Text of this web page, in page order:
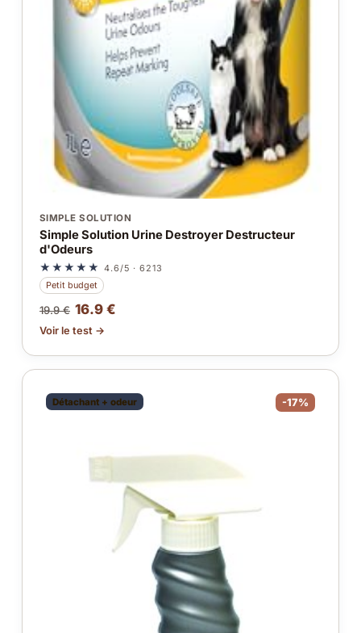
SIMPLE SOLUTION
Simple Solution Urine Destroyer Destructeur
d'Odeurs
★★★★★ 4.6/5 · 6213
Petit budget
19.9 € 16.9 €
Voir le test →
Détachant + odeur -17%